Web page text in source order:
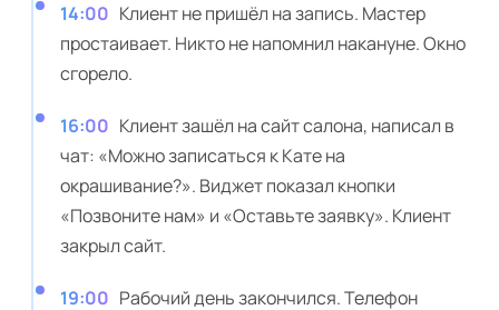
14:00 Клиент не пришёл на запись. Мастер
простаивает. Никто не напомнил накануне. Окно
сгорело.
16:00 Клиент зашёл на сайт салона, написал в
чат: «Можно записаться к Кате на
окрашивание?». Виджет показал кнопки
«Позвоните нам» и «Оставьте заявку». Клиент
закрыл сайт.
19:00 Рабочий день закончился. Телефон